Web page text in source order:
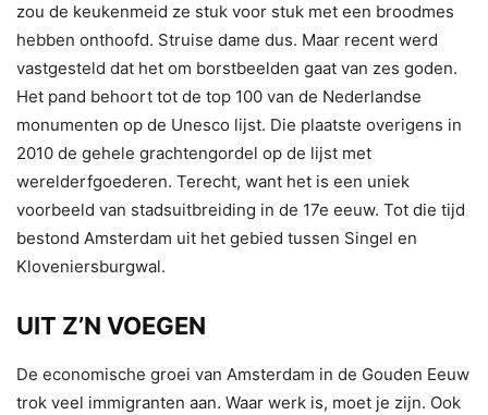
zou de keukenmeid ze stuk voor stuk met een broodmes
hebben onthoofd. Struise dame dus. Maar recent werd
vastgesteld dat het om borstbeelden gaat van zes goden.
Het pand behoort tot de top 100 van de Nederlandse
monumenten op de Unesco lijst. Die plaatste overigens in
2010 de gehele grachtengordel op de lijst met
werelderfgoederen. Terecht, want het is een uniek
voorbeeld van stadsuitbreiding in de 17e eeuw. Tot die tijd
bestond Amsterdam uit het gebied tussen Singel en
Kloveniersburgwal.
UIT Z’N VOEGEN
De economische groei van Amsterdam in de Gouden Eeuw
trok veel immigranten aan. Waar werk is, moet je zijn. Ook